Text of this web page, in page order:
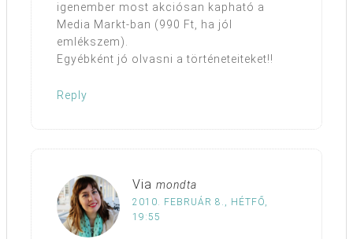
igenember most akciósan kapható a
Media Markt-ban (990 Ft, ha jól
emlékszem).
Egyébként jó olvasni a történeteiteket!!
Reply
Via mondta
2010. FEBRUÁR 8., HÉTFŐ,
19:55